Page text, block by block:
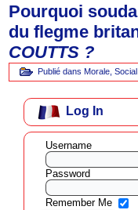
Pourquoi
du flegme
COUTTS ?
Publié dans Morale ,Social
Log In
Username
Password
Remember Me